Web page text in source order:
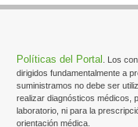
Políticas del Portal
. Los
dirigidos fundamentalmente a
suministramos no debe ser
realizar diagnósticos médicos,
laboratorio, ni para la
orientación médica.